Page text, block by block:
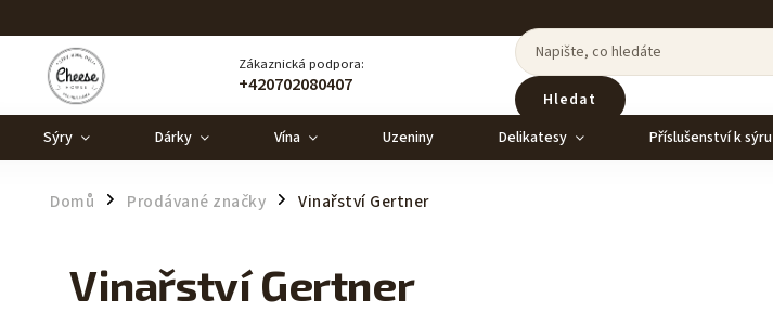
Zákaznická podpora:
+420702080407
Hledat
Sýry Dárky Vína Uzeniny Delikatesy Příslušenství k sýru
Domů / Prodávané značky / Vinařství Gertner
Vinařství Gertner